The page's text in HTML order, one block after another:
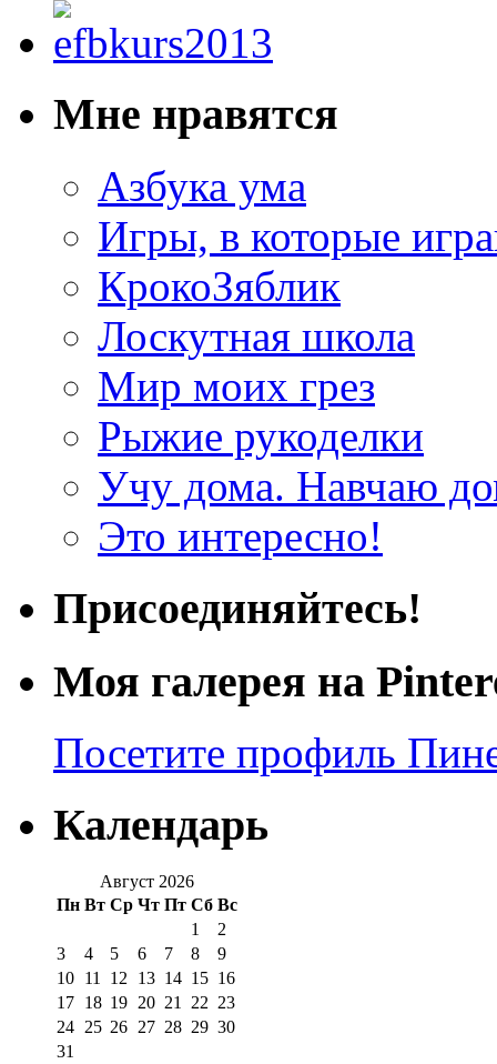
Мне нравятся
Азбука ума
Игры, в которые
КрокоЗяблик
Лоскутная школа
Мир моих грез
Рыжие рукоделки
Учу дома. Навчаю
Это интересно!
Присоединяйтесь!
Моя галерея на
Посетите профиль
Календарь
Август 2026
Пн Вт Ср Чт Пт Сб Вс
1
2
3
4 5 6 7 8
9
10 11 12 13 14 15 16
17 18 19 20 21 22 23
24 25 26 27 28 29 30
31